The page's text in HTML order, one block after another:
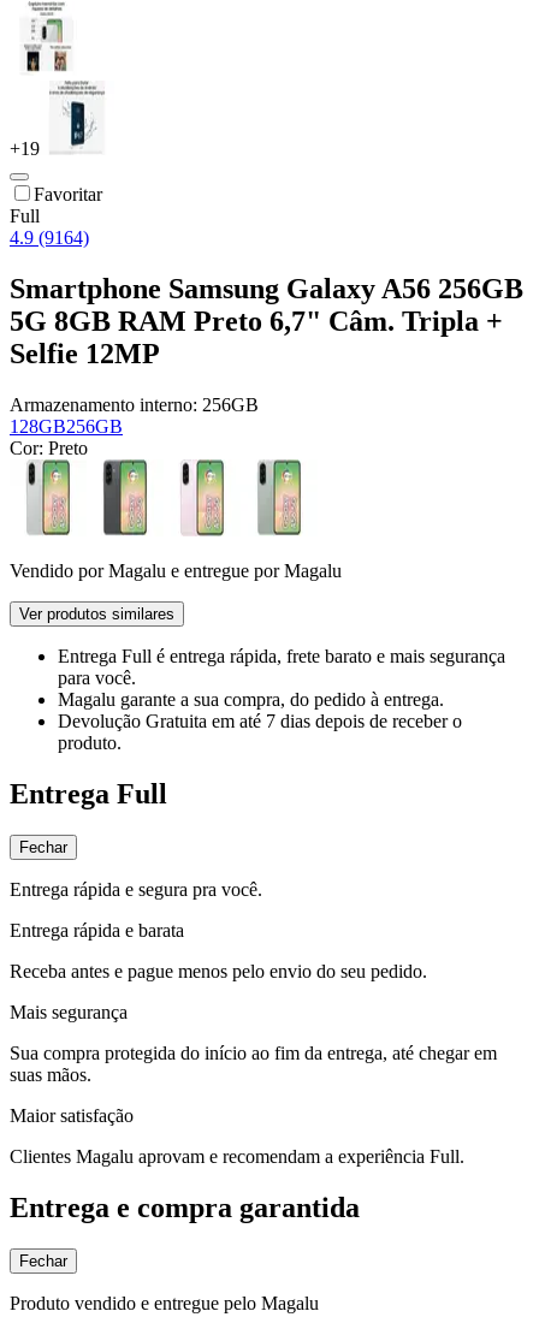
+19
Favoritar
Full
4.9 (9164)
Smartphone Samsung Galaxy A56 256GB
5G 8GB RAM Preto 6,7" Câm. Tripla +
Selfie 12MP
Armazenamento interno: 256GB
128GB256GB
Cor: Preto
Vendido porMagalu e entregue por Magalu
Ver produtos similares
Entrega Full é entrega rápida, frete barato e mais segurança
para você.
Magalu garante a sua compra, do pedido à entrega.
Devolução Gratuita em até 7 dias depois de receber o
produto.
Entrega Full
Fechar
Entrega rápida e segura pra você.
Entrega rápida e barata
Receba antes e pague menos pelo envio do seu pedido.
Mais segurança
Sua compra protegida do início ao fim da entrega, até chegar em
suas mãos.
Maior satisfação
Clientes Magalu aprovam e recomendam a experiência Full.
Entrega e compra garantida
Fechar
Produto vendido e entregue pelo Magalu